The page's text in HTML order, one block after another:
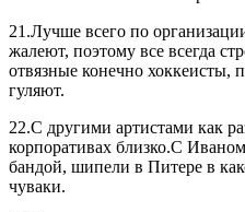
21.Лучше всего по
жалеют, поэтому все всегда
отвязные конечно хоккеисты,
гуляют.
22.С другими артистами как
корпоративах близко.С
бандой, шипели в Питере в
чуваки.